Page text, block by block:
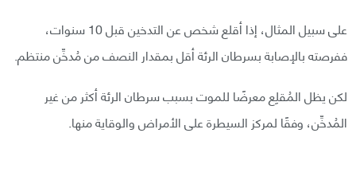
على سبيل المثال، إذا أقلع شخص عن التدخين قبل 10 سنوات،
ففرصته بالإصابة بسرطان الرئة أقل بمقدار النصف من مُدخِّن منتظم.
لكن يظل المُقلِع معرضًا للموت بسبب سرطان الرئة أكثر من غير
المُدخِّن، وفقًا لمركز السيطرة على الأمراض والوقاية منها.